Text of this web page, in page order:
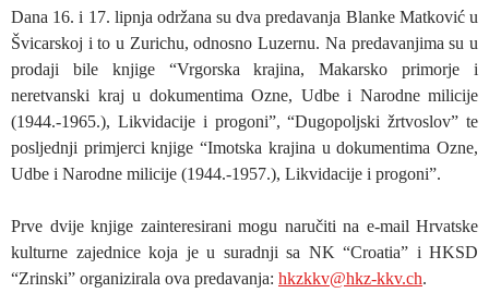
Dana 16. i 17. lipnja održana su dva predavanja Blanke Matković u
Švicarskoj i to u Zurichu, odnosno Luzernu. Na predavanjima su u
prodaji bile knjige “Vrgorska krajina, Makarsko primorje i
neretvanski kraj u dokumentima Ozne, Udbe i Narodne milicije
(1944.-1965.), Likvidacije i progoni”, “Dugopoljski žrtvoslov” te
posljednji primjerci knjige “Imotska krajina u dokumentima Ozne,
Udbe i Narodne milicije (1944.-1957.), Likvidacije i progoni”.
Prve dvije knjige zainteresirani mogu naručiti na e-mail Hrvatske
kulturne zajednice koja je u suradnji sa NK “Croatia” i HKSD
“Zrinski” organizirala ova predavanja: hkzkkv@hkz-kkv.ch.